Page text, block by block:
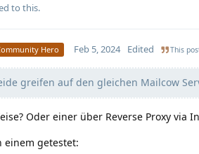
to this.
Hero Feb 5, 2024 Edited This
greifen auf den gleichen Mailcow
Oder einer über Reverse Proxy via
einem getestet: